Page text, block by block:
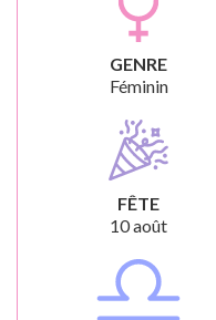
GENRE
Féminin
FÊTE
10 août